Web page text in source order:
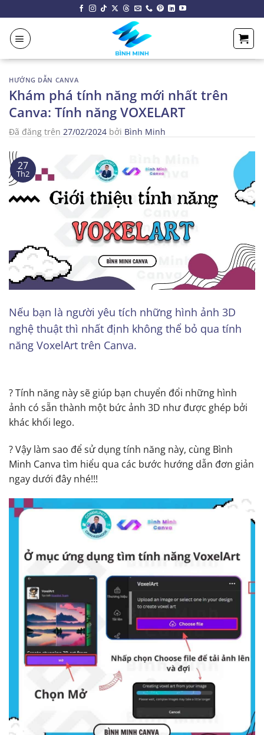
đến
nội
dung
HƯỚNG DẪN CANVA
Khám phá tính năng mới nhất trên
Canva: Tính năng VOXELART
Đã đăng trên 27/02/2024 bởi Bình Minh
27
Th2
Nếu bạn là người yêu tích những hình ảnh 3D
nghệ thuật thì nhất định không thể bỏ qua tính
năng VoxelArt trên Canva.
? Tính năng này sẽ giúp bạn chuyển đổi những hình
ảnh có sẵn thành một bức ảnh 3D như được ghép bởi
khác khối lego.
️? Vậy làm sao để sử dụng tính năng này, cùng Bình
Minh Canva tìm hiểu qua các bước hướng dẫn đơn giản
ngay dưới đây nhé!!!